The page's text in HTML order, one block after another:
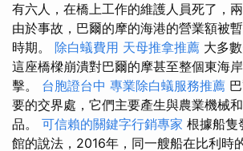
有六人，在橋上工作的維護人員死了，兩
由於事故，巴爾的摩的海港的營業額被
時期。 除白蟻費用 天母推拿推薦 大多
這座橋樑崩潰對巴爾的摩甚至整個東海
擊。 台胞證台中 專業除白蟻服務推薦
要的交界處，它們主要產生與農業機械
品。 可信賴的關鍵字行銷專家 根據船隻
館的說法，2016年，同一艘船在比利時